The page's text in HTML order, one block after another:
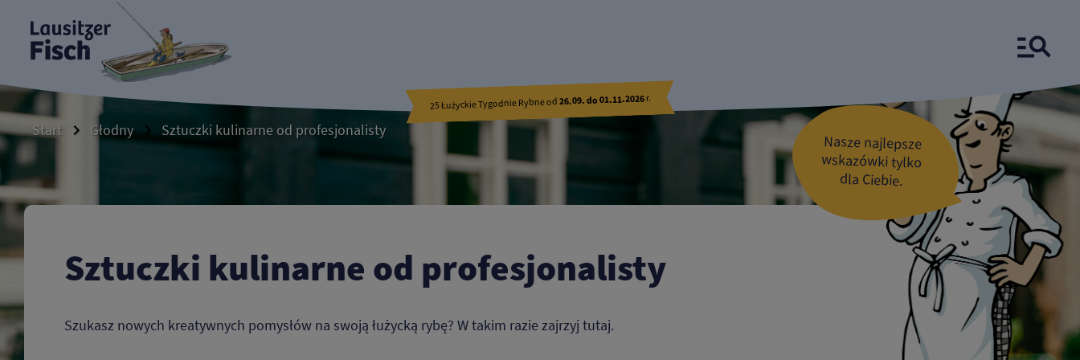
Przygotowywanie ryb łużyckich
25 Łużyckie Tygodnie Rybne od26.09. do 01.11.2026r.
Start Głodny Sztuczki kulinarne od profesjonalisty
Sztuczki kulinarne od profesjonalisty
Szukasz nowych kreatywnych pomysłów na swoją łużycką rybę? W takim razie zajrzyj tutaj.
Nasze najlepsze
wskazówki tylko
dla Ciebie.